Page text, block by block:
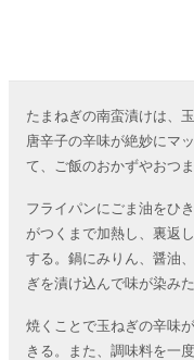
たまねぎの南蛮漬けは、
唐辛子の辛味が絶妙にマ
て、ご飯のおかずやおつ
フライパンにごま油をひ
がつくまで加熱し、裏返
する。鍋にみりん、醤油
ぎを漬け込んで味が染みた
焼くことで玉ねぎの辛味
きる。また、調味料を一